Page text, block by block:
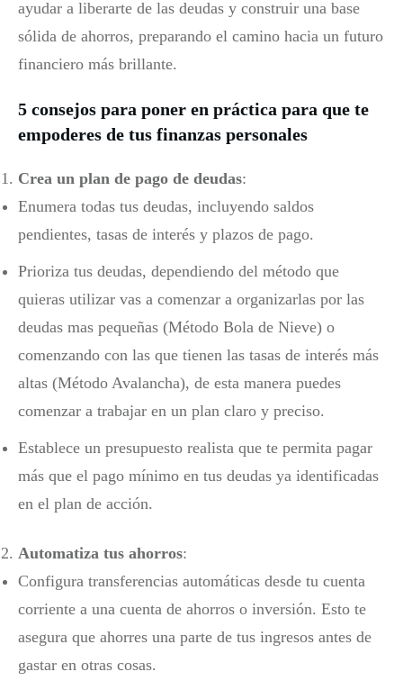
ayudar a liberarte de las deudas y construir una base
sólida de ahorros, preparando el camino hacia un futuro
financiero más brillante.
5 consejos para poner en práctica para que te
empoderes de tus finanzas personales
Crea un plan de pago de deudas:
Enumera todas tus deudas, incluyendo saldos
pendientes, tasas de interés y plazos de pago.
Prioriza tus deudas, dependiendo del método que
quieras utilizar vas a comenzar a organizarlas por las
deudas mas pequeñas (Método Bola de Nieve) o
comenzando con las que tienen las tasas de interés más
altas (Método Avalancha), de esta manera puedes
comenzar a trabajar en un plan claro y preciso.
Establece un presupuesto realista que te permita pagar
más que el pago mínimo en tus deudas ya identificadas
en el plan de acción.
Automatiza tus ahorros:
Configura transferencias automáticas desde tu cuenta
corriente a una cuenta de ahorros o inversión. Esto te
asegura que ahorres una parte de tus ingresos antes de
gastar en otras cosas.